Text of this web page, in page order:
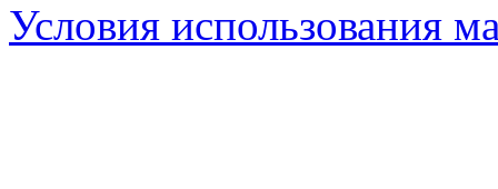
Условия использования